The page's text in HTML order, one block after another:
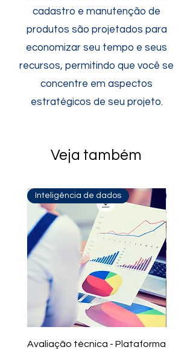
cadastro e manutenção de
produtos são projetados para
economizar seu tempo e seus
recursos, permitindo que você se
concentre em aspectos
estratégicos de seu projeto.
Veja também
Inteligência de dados
Avaliação técnica - Plataforma